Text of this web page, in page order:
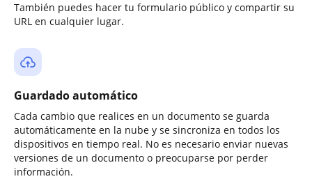
También puedes hacer tu formulario público y compartir su
URL en cualquier lugar.
Guardado automático
Cada cambio que realices en un documento se guarda
automáticamente en la nube y se sincroniza en todos los
dispositivos en tiempo real. No es necesario enviar nuevas
versiones de un documento o preocuparse por perder
información.